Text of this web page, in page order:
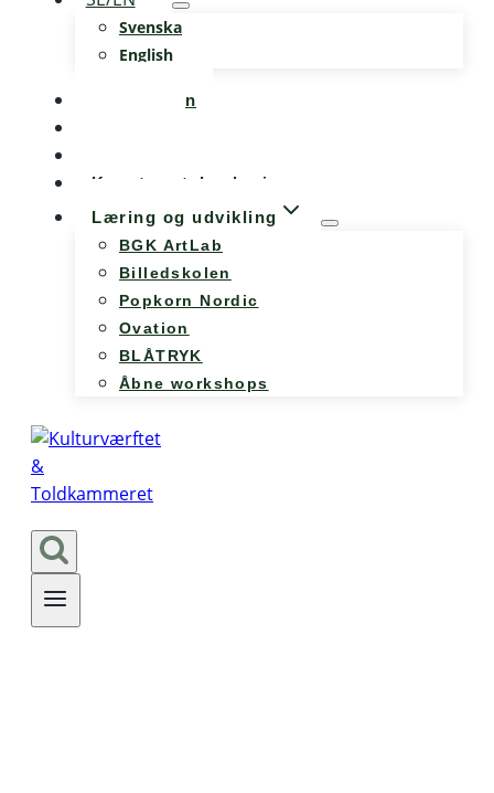
Svenska
English
Kalenderen
Kunst og teknologi
Læring og udvikling
BGK ArtLab
Billedskolen
Popkorn Nordic
Ovation
BLÅTRYK
Åbne workshops